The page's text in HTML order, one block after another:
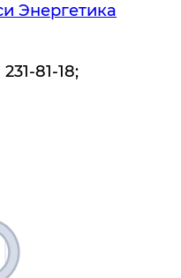
Энергетика
81-18;